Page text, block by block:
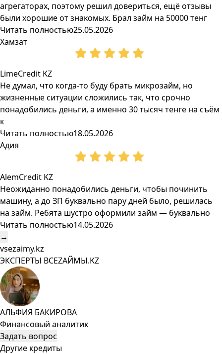
агрегаторах, поэтому решил довериться, ещё отзывы
были хорошие от знакомых. Брал займ на 50000 тенг
Читать полностью25.05.2026
Хамзат
LimeCredit KZ
Не думал, что когда-то буду брать микрозайм, но
жизненные ситуации сложились так, что срочно
понадобились деньги, а именно 30 тысяч тенге на съём
к
Читать полностью18.05.2026
Адия
AlemCredit KZ
Неожиданно понадобились деньги, чтобы починить
машину, а до ЗП буквально пару дней было, решилась
на займ. Ребята шустро оформили займ — буквально
Читать полностью14.05.2026
→
vsezaimy.kz
ЭКСПЕРТЫ ВСЕZAЙМЫ.KZ
АЛЬФИЯ БАКИРОВА
Финансовый аналитик
Задать вопрос
Другие кредиты